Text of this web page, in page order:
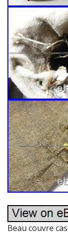
Beau couvre